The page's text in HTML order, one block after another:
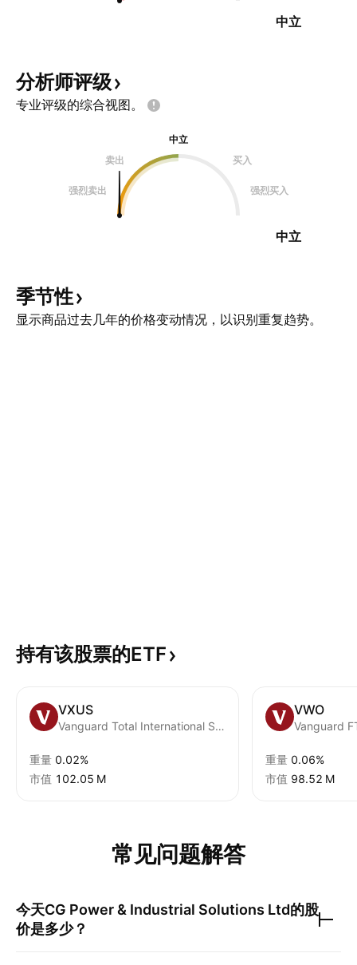
中立
分析师评级
专业评级的综合视图。
中立
卖出
买入
强烈卖出 强烈买入
中立
季节性
显示商品过去几年的价格变动情况，以识别重复趋势。
持有该股票的ETF
VXUS
Vanguard Total International Stock ETF
重量 0.02%
市值 ‪102.05 M‬
VWO
重量 0.06%
市值 ‪98.52 M‬
常见问题解答
今天CG Power & Industrial Solutions Ltd的股
价是多少？